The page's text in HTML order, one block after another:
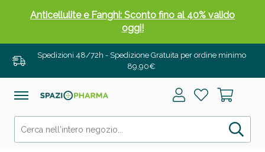
Spedizioni 48/72h - Spedizione Gratuita per ordine minimo
89,90€
Anticellulite e Fanghi: Sconto fino al 40% valido
oggi!